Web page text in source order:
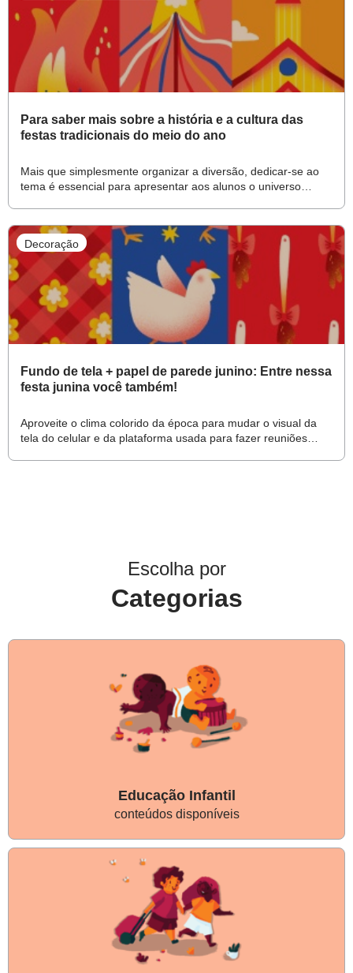
Para saber mais sobre a história e a cultura das
festas tradicionais do meio do ano
Mais que simplesmente organizar a diversão, dedicar-se ao
tema é essencial para apresentar aos alunos o universo
Decoração
Fundo de tela + papel de parede junino: Entre nessa
festa junina você também!
Aproveite o clima colorido da época para mudar o visual da
tela do celular e da plataforma usada para fazer reuniões
Escolha por
Categorias
Educação Infantil
conteúdos disponíveis